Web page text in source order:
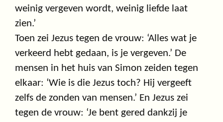
weinig vergeven wordt, weinig liefde laat
zien.’
Toen zei Jezus tegen de vrouw: ‘Alles wat je
verkeerd hebt gedaan, is je vergeven.’ De
mensen in het huis van Simon zeiden tegen
elkaar: ‘Wie is die Jezus toch? Hij vergeeft
zelfs de zonden van mensen.’ En Jezus zei
tegen de vrouw: ‘Je bent gered dankzij je